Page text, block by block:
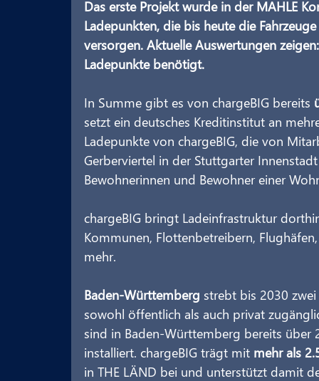
Das erste Projekt wurde in der MAHLE
Ladepunkten, die bis heute die
versorgen. Aktuelle Auswertungen
Ladepunkte benötigt.
In Summe gibt es von chargeBIG bereits
setzt ein deutsches Kreditinstitut an
Ladepunkte von chargeBIG, die von
Gerberviertel in der Stuttgarter
Bewohnerinnen und Bewohner einer
chargeBIG bringt Ladeinfrastruktur
Kommunen, Flottenbetreibern,
mehr.
Baden-Württemberg strebt bis 2030
sowohl öffentlich als auch privat
sind in Baden-Württemberg bereits
installiert. chargeBIG trägt mit mehr als
in THE LÄND bei und unterstützt damit